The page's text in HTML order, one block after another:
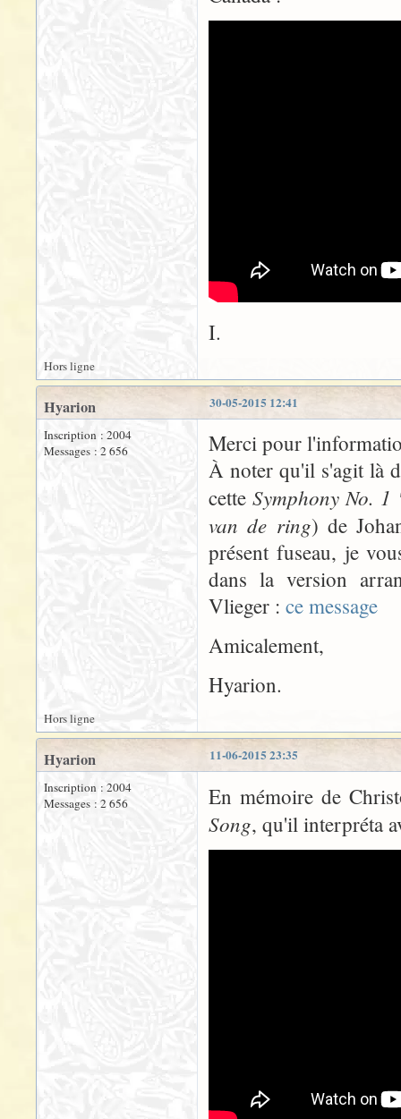
I.
Hors ligne
30-05-2015 12:41
Hyarion
Inscription : 2004
Messages : 2 656
Merci pour
À noter qu'il s'agit là
cetteSymphony No.
van de ring) de
présent fuseau, je
dans la version
Vlieger : ce message
Amicalement,
Hyarion.
Hors ligne
11-06-2015 23:35
Hyarion
Inscription : 2004
Messages : 2 656
En mémoire de
Song, qu'il interpréta